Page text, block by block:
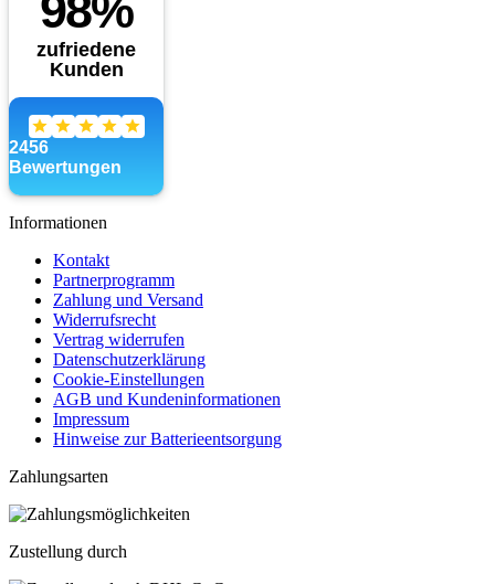
Informationen
Kontakt
Partnerprogramm
Zahlung und Versand
Widerrufsrecht
Vertrag widerrufen
Datenschutzerklärung
Cookie-Einstellungen
AGB und Kundeninformationen
Impressum
Hinweise zur Batterieentsorgung
Zahlungsarten
Zustellung durch